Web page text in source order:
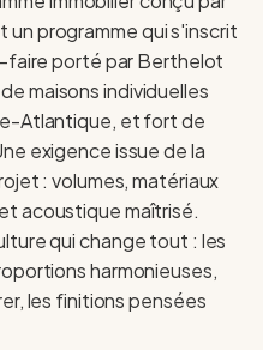
un programme qui s'inscrit
faire porté par Berthelot
maisons individuelles
Atlantique, et fort de
exigence issue de la
: volumes, matériaux
acoustique maîtrisé.
qui change tout : les
harmonieuses,
les finitions pensées